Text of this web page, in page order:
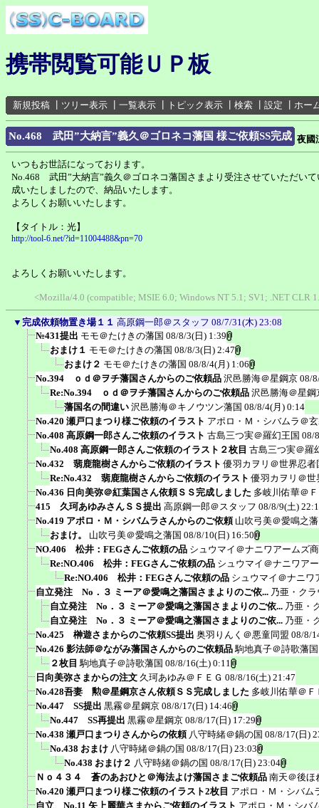
携帯閲覧可能ＵＰ板
新規投稿 ツリー表示 一覧表示 トピック表示 検索 設定 ホー
No.468 武田”大納言”義久＠ゴロネコ藩国 様ご依頼SS完成 夜國
いつもお世話になっております。
No.468 武田”大納言”義久＠ゴロネコ藩国さまより受注させていただいて
成いたしましたので、納品いたします。
よろしくお願いいたします。
【タイトル：光】
http://tool-6.net/?id=11004488&pn=70
よろしくお願いいたします。
<Mozilla/4.0 (compatible; MSIE 6.0; Windows NT 5.1; SV1; .NET CLR
▼ 完成依頼物置き場１１ 高原鋼一郎＠スタッフ 08/7/31(木) 23:08
№431提出 モモ＠たけきの藩国 08/8/3(日) 1:39
おまけ１ モモ＠たけきの藩国 08/8/3(日) 2:47
おまけ２ モモ＠たけきの藩国 08/8/4(月) 1:06
No.394 ｏｄ＠ヲチ藩国さんからのご依頼品 沢邑勝海＠星鋼京 08/
Re:No.394 ｏｄ＠ヲチ藩国さんからのご依頼品 沢邑勝海＠星鋼
藩国名の間違い 沢邑勝海＠キノウツン藩国 08/8/4(月) 0:14
No.420 瀬戸口まつり様ご依頼のイラスト アポロ・Ｍ・シバムラ＠
No.408 高原鋼一郎さんご依頼のイラスト 古島三つ実＠羅幻王国 08/
No.408 高原鋼一郎さんご依頼のイラスト２枚目 古島三つ実＠羅
No.432 翡鹿龍樹さんからご依頼のイラスト 優羽カヲリ＠世界忍者
Re:No.432 翡鹿龍樹さんからご依頼のイラスト 優羽カヲリ＠世
No.436 日向美弥＠紅葉国さん依頼ＳＳ完成しました 多岐川佑華＠
415 久珂あゆみさんＳＳ提出 高原鋼一郎＠スタッフ 08/8/9(土)
No.419 アポロ・Ｍ・シバムラさんからのご依頼 山吹弓美＠愛鳴之
おまけ。
山吹弓美＠愛鳴之藩国 08/8/10(日) 16:50
NO.406 松井：FEGさんご依頼の品 シュウマイ＠ナニワアームズ
Re:NO.406 松井：FEGさんご依頼の品 シュウマイ＠ナニワア
Re:NO.406 松井：FEGさんご依頼の品 シュウマイ＠ナニワ
自立発注 No．３ ミーア＠愛鳴之藩国さまよりのご依... 乃亜・ク
自立発注 No．３ ミーア＠愛鳴之藩国さまよりのご依... 乃亜・
自立発注 No．３ ミーア＠愛鳴之藩国さまよりのご依... 乃亜・
No.425 榊遊さまからのご依頼SS提出 奥羽りんく＠悪童同盟 08/8/
No.426 影法師＠ながみ藩国さんからのご依頼品 駒地真子＠詩歌藩国
２枚目 駒地真子＠詩歌藩国 08/8/16(土) 0:11
日向美弥さまからの注文 久珂あゆみ＠ＦＥＧ 08/8/16(土) 21:47
No.428吾妻 勲＠星鋼京さん依頼ＳＳ完成しました 多岐川佑華＠Ｆ
No.447 SS提出 黒霧＠星鋼京 08/8/17(日) 14:46
No.447 SS再提出 黒霧＠星鋼京 08/8/17(日) 17:29
No.438 瀬戸口まつりさんからの依頼 八守時緒＠鍋の国 08/8/17(日)
No.438 おまけ 八守時緒＠鍋の国 08/8/17(日) 23:03
No.438 おまけ２ 八守時緒＠鍋の国 08/8/17(日) 23:04
Ｎｏ４３４ 蒼のあおひと＠海法よけ藩国さまご依頼品 南天＠後ほ
No.420 瀬戸口まつり様ご依頼のイラスト2枚目 アポロ・Ｍ・シバム
自立 No.11 矢上麗華さまからご依頼のイラスト アポロ・Ｍ・シバ